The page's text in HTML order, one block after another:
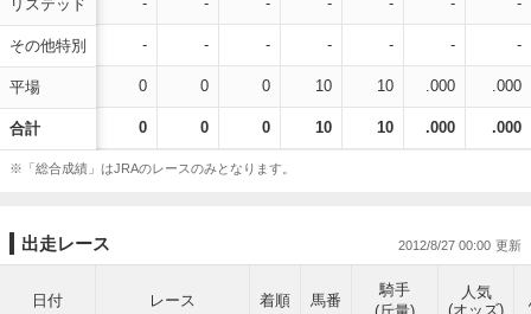
リステッド
その他特別
平場
合計
- - - - - - -
0 0 0 10 10 .000 .000
0 0 0 10 10 .000 .000
※「総合成績」はJRAのレースのみとなります。
出走レース 2012/8/27 00:00
日付 レース 着順 馬番
騎手
人気
(オッズ)